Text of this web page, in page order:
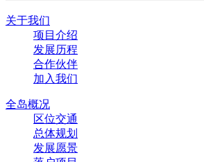
关于我们
项目介绍
发展历程
合作伙伴
加入我们
全岛概况
区位交通
总体规划
发展愿景